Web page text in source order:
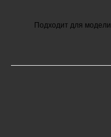
Подходит для модели